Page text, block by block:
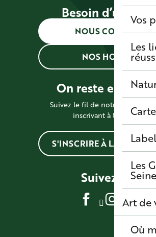
Vos
Les
Les
Seine
Art de
Où
Besoin d’une info
NOUS CONTACTER
NOS HORAIRES
On reste en
Suivez le fil de notre actualité
inscrivant à la newsletter
S'INSCRIRE À LA
Suivez-nous